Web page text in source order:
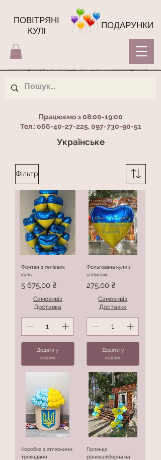
ПОВІТРЯНІ
КУЛІ
ПОДАРУНКИ
Працюємо з 08:00-19:00
Тел.:066-40-27-225,097-730-90-51
Українське
Фільтр
Фонтан з гелієвих
куль
Ціна
5 675,00 ₴
Самовивіз
Доставка
Додати у
кошик
Фольгована куля з
написом
Ціна
275,00 ₴
Самовивіз
Доставка
Додати у
кошик
Коробка з атласними
трояндами
Гірлянда
різнокаліберна на